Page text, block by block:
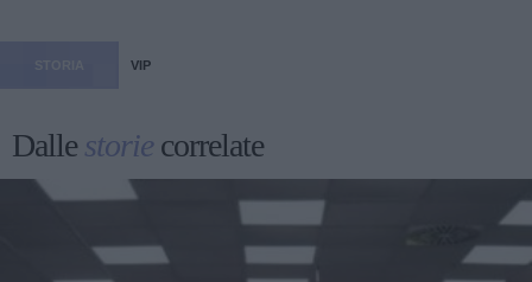
VIP
Dallestorie correlate